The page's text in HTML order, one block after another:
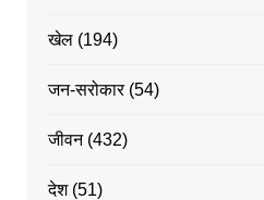
खेल(194)
जन-सरोकार(54)
जीवन(432)
देश(51)